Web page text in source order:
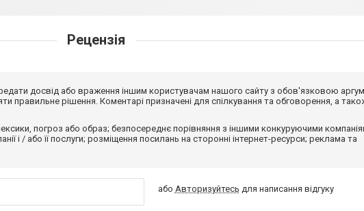
Рецензія
досвід або враження іншим користувачам нашого сайту з обов'язковою
правильне рішення. Коментарі призначені для спілкування та обговорення, а
погроз або образ; безпосереднє порівняння з іншими конкуруючими
і / або її послуги; розміщення посилань на сторонні інтернет-ресурси; реклама та
або Авторизуйтесь для написання відгуку